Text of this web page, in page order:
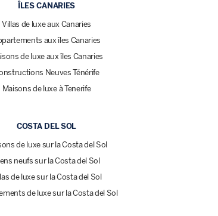
ÎLES CANARIES
Villas de luxe aux Canaries
aux îles Canaries
de luxe aux îles Canaries
Neuves Ténérife
Maisons de luxe à Tenerife
COSTA DEL SOL
de luxe sur la Costa del Sol
neufs sur la Costa del Sol
de luxe sur la Costa del Sol
de luxe sur la Costa del Sol